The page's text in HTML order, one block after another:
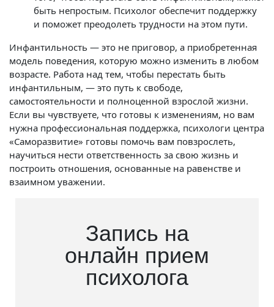
быть непростым. Психолог обеспечит поддержку
и поможет преодолеть трудности на этом пути.
Инфантильность — это не приговор, а приобретенная
модель поведения, которую можно изменить в любом
возрасте. Работа над тем, чтобы перестать быть
инфантильным, — это путь к свободе,
самостоятельности и полноценной взрослой жизни.
Если вы чувствуете, что готовы к изменениям, но вам
нужна профессиональная поддержка, психологи центра
«Саморазвитие» готовы помочь вам повзрослеть,
научиться нести ответственность за свою жизнь и
построить отношения, основанные на равенстве и
взаимном уважении.
Запись на
онлайн прием
психолога